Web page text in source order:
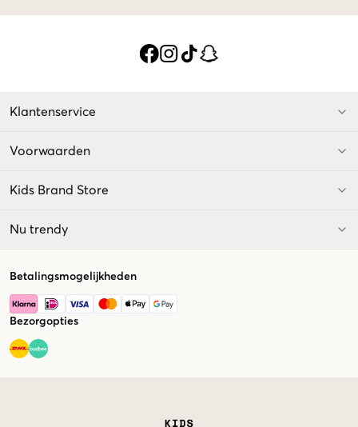
Klantenservice
Voorwaarden
Kids Brand Store
Nu trendy
Betalingsmogelijkheden
Bezorgopties